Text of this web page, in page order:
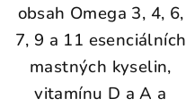
obsah Omega 3, 4, 6,
7, 9 a 11 esenciálních
mastných kyselin,
vitamínu D a A a